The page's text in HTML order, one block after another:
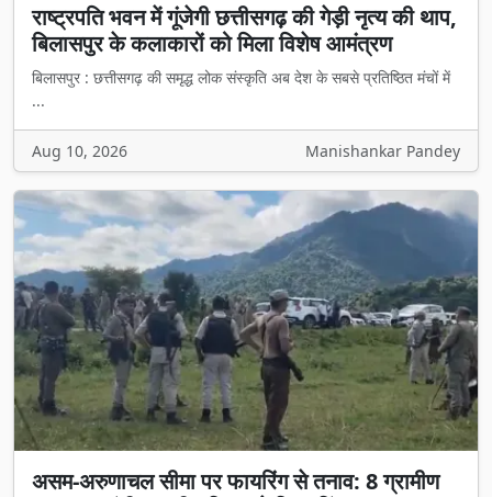
राष्ट्रपति भवन में गूंजेगी छत्तीसगढ़ की गेड़ी नृत्य की थाप,
बिलासपुर के कलाकारों को मिला विशेष आमंत्रण
बिलासपुर : छत्तीसगढ़ की समृद्ध लोक संस्कृति अब देश के सबसे प्रतिष्ठित मंचों में
...
Aug 10, 2026 Manishankar Pandey
असम-अरुणाचल सीमा पर फायरिंग से तनाव: 8 ग्रामीण